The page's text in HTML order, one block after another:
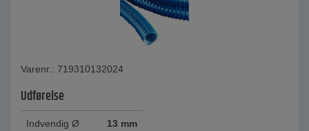
Varenr.: 719310132024
Udførelse
Indvendig Ø 13 mm